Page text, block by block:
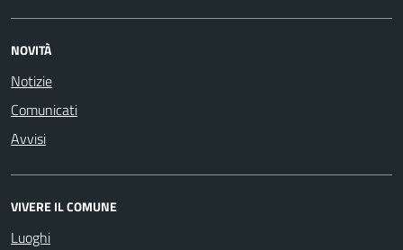
NOVITÀ
Notizie
Comunicati
Avvisi
VIVERE IL COMUNE
Luoghi